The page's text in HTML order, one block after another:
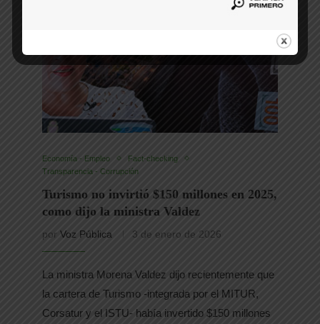
Economía - Empleo
Fact-checking
Transparencia - Corrupción
Turismo no invirtió $150 millones en 2025,
como dijo la ministra Valdez
por Voz Pública 3 de enero de 2026
La ministra Morena Valdez dijo recientemente que
la cartera de Turismo -integrada por el MITUR,
Corsatur y el ISTU- había invertido $150 millones